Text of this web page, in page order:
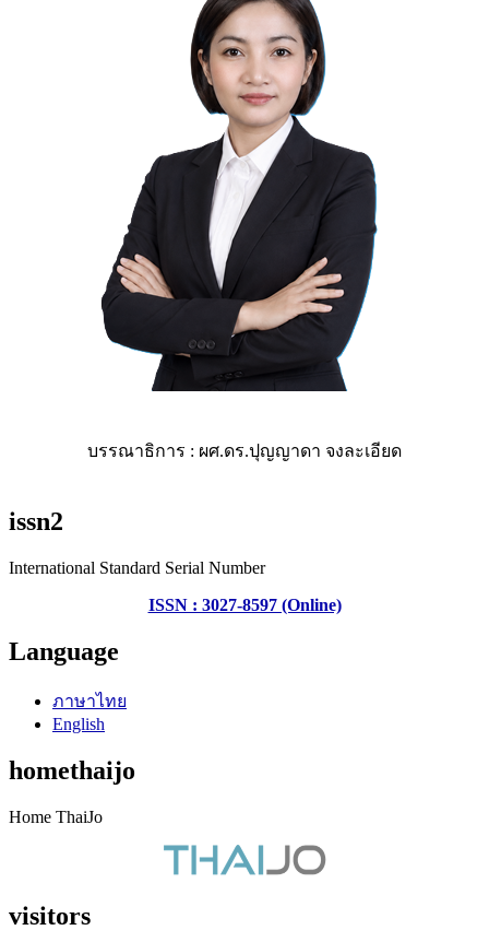
บรรณาธิการ : ผศ.ดร.ปุญญาดา จงละเอียด
issn2
International Standard Serial Number
ISSN : 3027-8597 (Online)
Language
ภาษาไทย
English
homethaijo
Home ThaiJo
visitors